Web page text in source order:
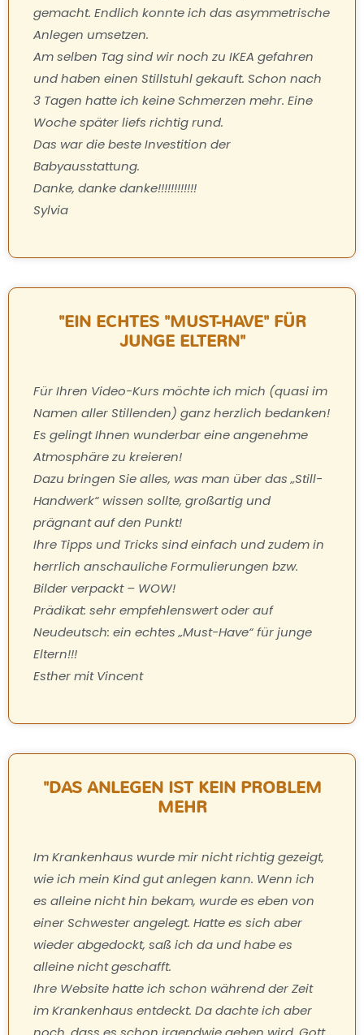
gemacht. Endlich konnte ich das asymmetrische
Anlegen umsetzen.
Am selben Tag sind wir noch zu IKEA gefahren
und haben einen Stillstuhl gekauft. Schon nach
3 Tagen hatte ich keine Schmerzen mehr. Eine
Woche später liefs richtig rund.
Das war die beste Investition der
Babyausstattung.
Danke, danke danke!!!!!!!!!!!!
Sylvia
"EIN ECHTES "MUST-HAVE" FÜR
JUNGE ELTERN"
Für Ihren Video-Kurs möchte ich mich (quasi im
Namen aller Stillenden) ganz herzlich bedanken!
Es gelingt Ihnen wunderbar eine angenehme
Atmosphäre zu kreieren!
Dazu bringen Sie alles, was man über das „Still-
Handwerk“ wissen sollte, großartig und
prägnant auf den Punkt!
Ihre Tipps und Tricks sind einfach und zudem in
herrlich anschauliche Formulierungen bzw.
Bilder verpackt – WOW!
Prädikat: sehr empfehlenswert oder auf
Neudeutsch: ein echtes „Must-Have“ für junge
Eltern!!!
Esther mit Vincent
"DAS ANLEGEN IST KEIN PROBLEM
MEHR
Im Krankenhaus wurde mir nicht richtig gezeigt,
wie ich mein Kind gut anlegen kann. Wenn ich
es alleine nicht hin bekam, wurde es eben von
einer Schwester angelegt. Hatte es sich aber
wieder abgedockt, saß ich da und habe es
alleine nicht geschafft.
Ihre Website hatte ich schon während der Zeit
im Krankenhaus entdeckt. Da dachte ich aber